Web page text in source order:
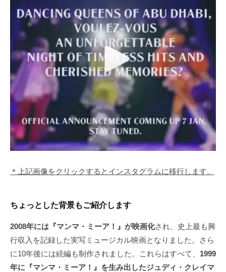
＊上記画像をクリックするとインスタグラムに移行します。
ちょっとした背景もご紹介します
2008年には『マンマ・ミーア！』が映画化され、史上最も興
行収入を記録した実写ミュージカル映画となりました。さら
に10年後には続編も制作されました。これらはすべて、 1999
年に『マンマ・ミーア！』を生み出したジュディ・クレイマ